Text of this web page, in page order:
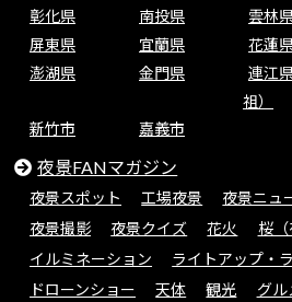
彰化県
南投県 雲林
屏東県
宜蘭県 花蓮
澎湖県
金門県
連江
祖）
新竹市 嘉義市
夜景FANマガジン
夜景スポット 工場夜景 夜景ニュ
夜景撮影
夜景クイズ 花火
桜（
イルミネーション
ライトアップ・
ドローンショー
天体 観光 グル